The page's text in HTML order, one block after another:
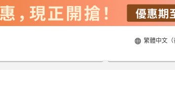
繁體中文（